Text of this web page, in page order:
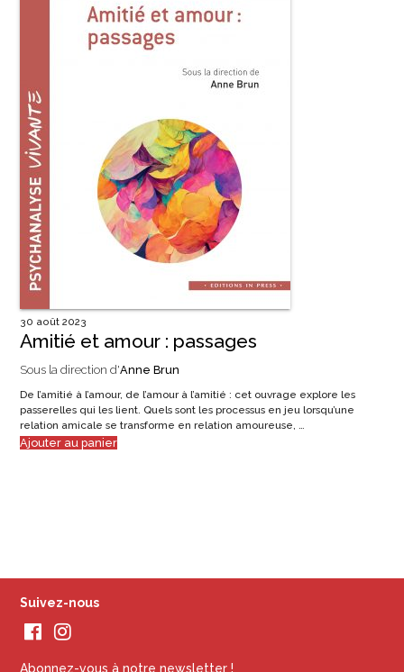
30 août 2023
Amitié et amour : passages
Sous la direction d'Anne Brun
De l’amitié à l’amour, de l’amour à l’amitié : cet ouvrage explore les
passerelles qui les lient. Quels sont les processus en jeu lorsqu’une
relation amicale se transforme en relation amoureuse, …
Ajouter au panier
Suivez-nous
Abonnez-vous à notre newsletter !